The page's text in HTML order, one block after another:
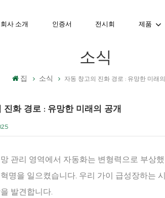
회사 소개 인증서 전시회 제품
소식
집 소식 자동 창고의 진화 경로 : 유망한 미래
진화 경로 : 유망한 미래의 공개
관리 영역에서 자동화는 변형력으로 부상
명을 일으켰습니다. 우리 가이 급성장하는
발견합니다.